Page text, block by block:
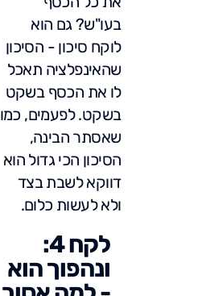
בעו"ש? גם הוא
לוקח סיכון - הסיכון
שהאינפלציה תאכל
לו את הכסף בשקט
בשקט. לפעמים, כמו
שאסתר הבינה,
הסיכון הכי גדול הוא
דווקא לשבת בצד
ולא לעשות כלום.
לקח 4:
ונהפוך הוא